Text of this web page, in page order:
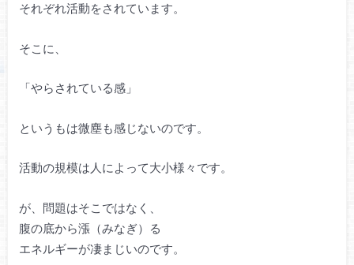
それぞれ活動をされています。
そこに、
「やらされている感」
というもは微塵も感じないのです。
活動の規模は人によって大小様々です。
が、問題はそこではなく、
腹の底から漲（みなぎ）る
エネルギーが凄まじいのです。